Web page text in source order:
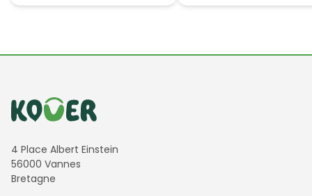
Informations de contact
4 Place Albert Einstein
56000 Vannes
Bretagne